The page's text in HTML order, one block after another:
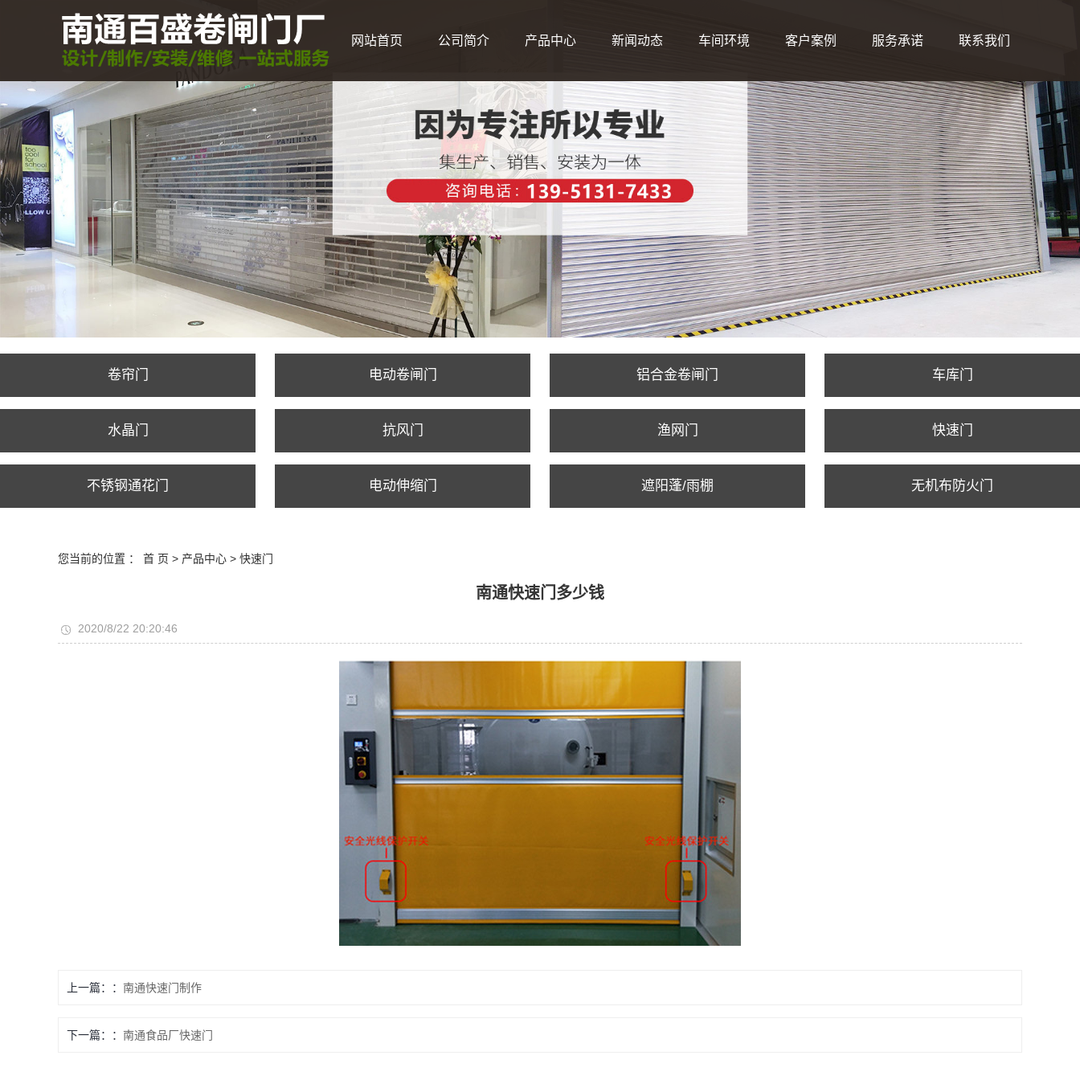
网站首页 公司简介 产品中心 新闻动态 车间环境 客户案例 服务承诺 联系我们
卷帘门 电动卷闸门 铝合金卷闸门 车库门
水晶门 抗风门 渔网门 快速门
不锈钢通花门 电动伸缩门 遮阳蓬/雨棚 无机布防火门
您当前的位置 ： 首 页 > 产品中心 > 快速门
南通快速门多少钱
2020/8/22 20:20:46
上一篇： 南通快速门制作
下一篇： 南通食品厂快速门